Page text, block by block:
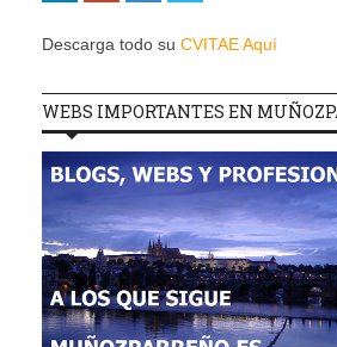
Descarga todo su CVITAE Aquí
WEBS IMPORTANTES EN